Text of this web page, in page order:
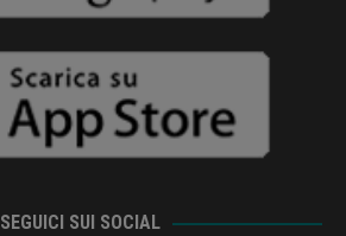
SEGUICI SUI SOCIAL